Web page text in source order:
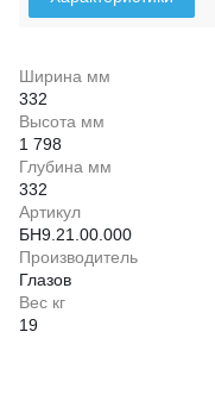
Ширина мм
332
Высота мм
1 798
Глубина мм
332
Артикул
БН9.21.00.000
Производитель
Глазов
Вес кг
19